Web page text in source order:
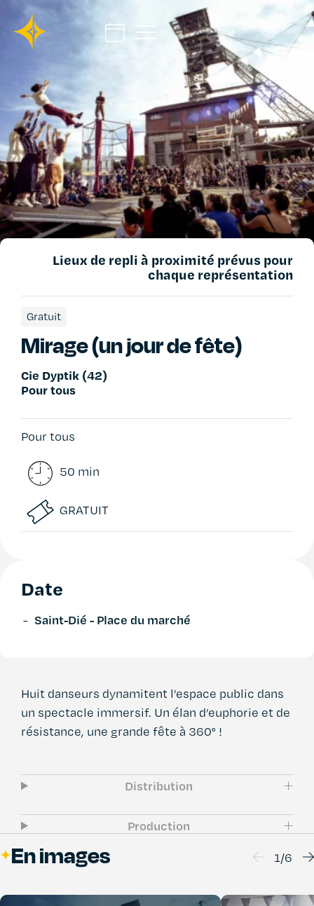
Lieux de repli à proximité prévus pour
chaque représentation
Gratuit
Mirage (un jour de fête)
Cie Dyptik (42)
Pour tous
Pour tous
50 min
GRATUIT
Date
- Saint-Dié - Place du marché
Huit danseurs dynamitent l’espace public dans
un spectacle immersif. Un élan d’euphorie et de
résistance, une grande fête à 360° !
Distribution
Production
En images 1/6